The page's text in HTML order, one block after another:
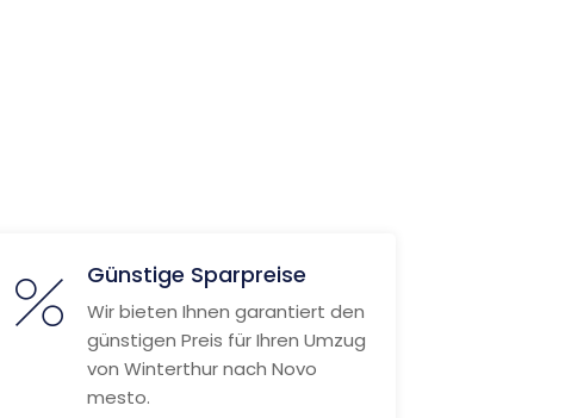
Günstige Sparpreise
Wir bieten Ihnen garantiert den
günstigen Preis für Ihren Umzug
von Winterthur nach Novo
mesto.